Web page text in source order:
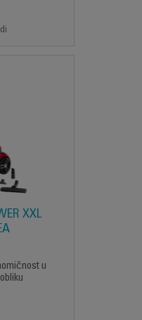
XXL
u